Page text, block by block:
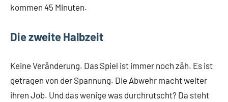
kommen 45 Minuten.
Die zweite Halbzeit
Keine Veränderung. Das Spiel ist immer noch zäh. Es ist
getragen von der Spannung. Die Abwehr macht weiter
ihren Job. Und das wenige was durchrutscht? Da steht